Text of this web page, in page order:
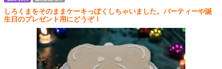
しろくまをそのままケーキっぽくしちゃいました。パーティーや誕
生日のプレゼント用にどうぞ！